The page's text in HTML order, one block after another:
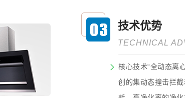
技术优势
TECHNICAL
核心技术“全动态离
创的集动态撞击拦